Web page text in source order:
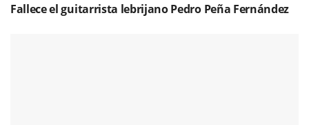
Fallece el guitarrista lebrijano Pedro Peña Fernández